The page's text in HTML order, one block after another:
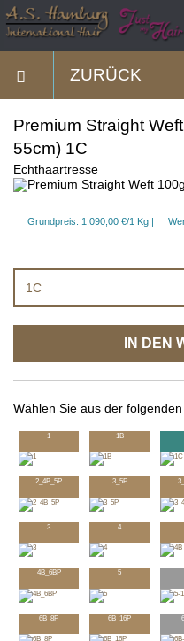
ZURÜCK
Premium Straight
55cm) 1C
Echthaartresse
Grundpreis: 1.090,00 €/1 Kg
1C
IN DEN
Wählen Sie aus der
1 1B
2_4B_5P 3_5P
3 4
4B_6BP 5
6B_8P 6B_16P